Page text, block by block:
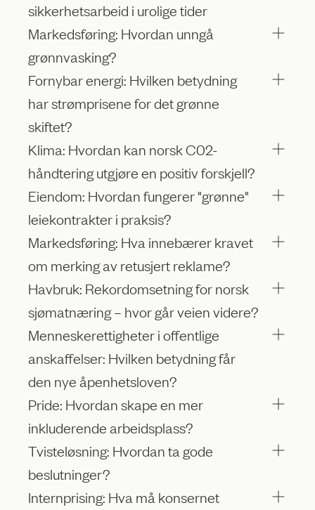
sikkerhetsarbeid i urolige tider
Markedsføring: Hvordan unngå
grønnvasking?
Fornybar energi: Hvilken betydning
har strømprisene for det grønne
skiftet?
Klima: Hvordan kan norsk C02-
håndtering utgjøre en positiv forskjell?
Eiendom: Hvordan fungerer "grønne"
leiekontrakter i praksis?
Markedsføring: Hva innebærer kravet
om merking av retusjert reklame?
Havbruk: Rekordomsetning for norsk
sjømatnæring – hvor går veien videre?
Menneskerettigheter i offentlige
anskaffelser: Hvilken betydning får
den nye åpenhetsloven?
Pride: Hvordan skape en mer
inkluderende arbeidsplass?
Tvisteløsning: Hvordan ta gode
beslutninger?
Internprising: Hva må konsernet